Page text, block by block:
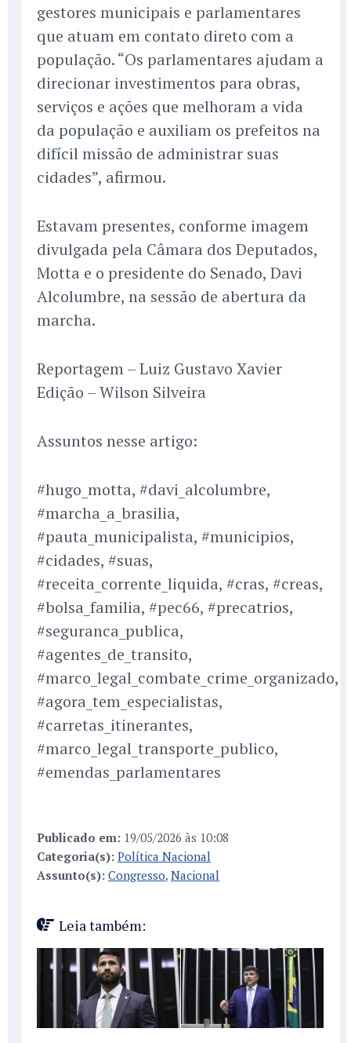
gestores municipais e parlamentares
que atuam em contato direto com a
população. “Os parlamentares ajudam a
direcionar investimentos para obras,
serviços e ações que melhoram a vida
da população e auxiliam os prefeitos na
difícil missão de administrar suas
cidades”, afirmou.
Estavam presentes, conforme imagem
divulgada pela Câmara dos Deputados,
Motta e o presidente do Senado, Davi
Alcolumbre, na sessão de abertura da
marcha.
Reportagem – Luiz Gustavo Xavier
Edição – Wilson Silveira
Assuntos nesse artigo:
#hugo_motta, #davi_alcolumbre,
#marcha_a_brasilia,
#pauta_municipalista, #municipios,
#cidades, #suas,
#receita_corrente_liquida, #cras, #creas,
#bolsa_familia, #pec66, #precatrios,
#seguranca_publica,
#agentes_de_transito,
#marco_legal_combate_crime_organizado,
#agora_tem_especialistas,
#carretas_itinerantes,
#marco_legal_transporte_publico,
#emendas_parlamentares
Publicado em: 19/05/2026 às 10:08
Categoria(s): Política Nacional
Assunto(s): Congresso, Nacional
Leia também: